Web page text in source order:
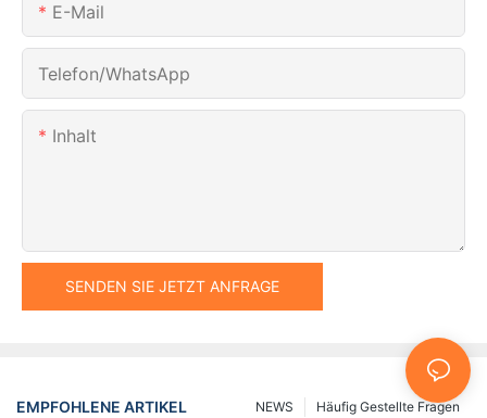
E-Mail
Telefon/WhatsApp
Inhalt
SENDEN SIE JETZT ANFRAGE
EMPFOHLENE ARTIKEL Häufig Gestellte Fragen
NEWS